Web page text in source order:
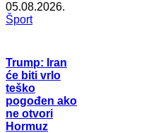
05.08.2026.
Šport
Trump: Iran
će biti vrlo
teško
pogođen ako
ne otvori
Hormuz